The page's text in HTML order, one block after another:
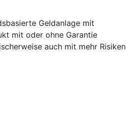
Geldanlage mit
mit oder ohne Garantie
auch mit mehr Risiken